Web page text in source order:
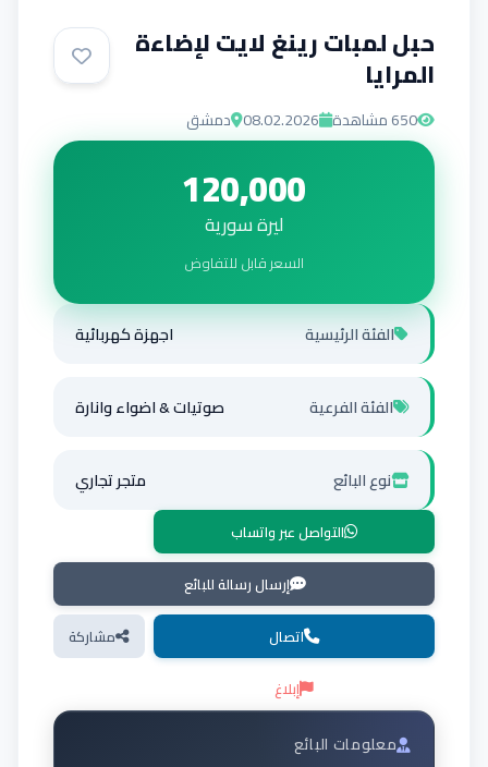
حبل لمبات رينغ لايت لإضاءة
المرايا
650مشاهدة 08.02.2026 دمشق
120,000
ليرة سورية
السعر قابل للتفاوض
الفئة الرئيسية اجهزة كهربائية
الفئة الفرعية صوتيات & اضواء وانارة
نوع البائع متجر تجاري
التواصل عبر واتساب
إرسال رسالة للبائع
اتصال
مشاركة
إبلاغ
معلومات البائع